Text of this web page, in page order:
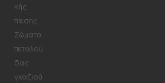
κής
πίεσης
Σώματα
πεταλού
δας
γκαζιού